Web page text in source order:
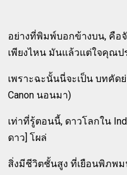
อย่างที่พิมพ์บอกข้างบน, คือ
เพียงไหน มันแล้วแต่ใจคุณ
เพราะฉะนั้นนี่จะเป็น บทคัด
Canon นอนมา)
เท่าที่รู้ตอนนี้, ดาวโลกใน
ดาว] โผล่
สิ่งมีชีวิตชั้นสูง ที่เยือนพิภพ